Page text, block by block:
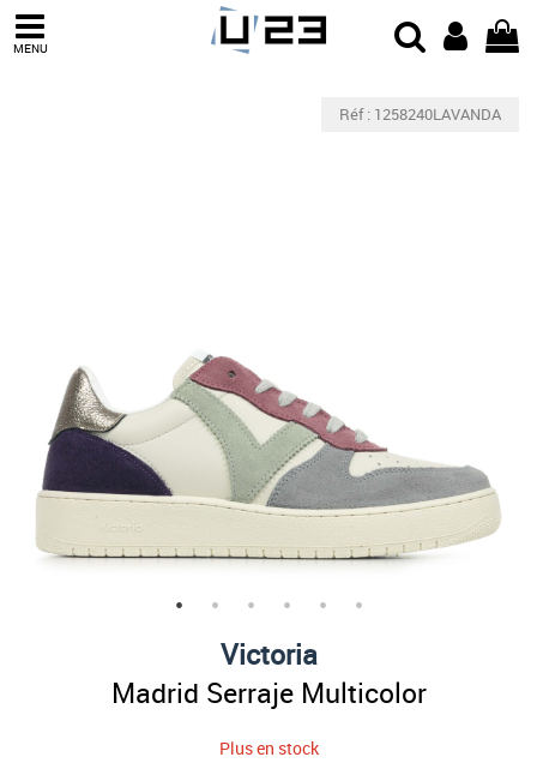
MENU
Réf : 1258240LAVANDA
Victoria
Madrid Serraje Multicolor
Plus en stock